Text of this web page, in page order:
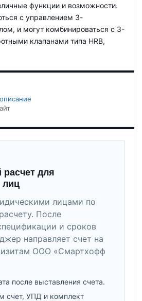
функции и возможности.
с управлением 3-
и могут комбинироваться с 3-
клапанами типа HRB,
для
лиц
лицами по
После
и сроков
направляет счет на
ООО «Смартхофф
после выставления счета.
счет, УПД и комплект